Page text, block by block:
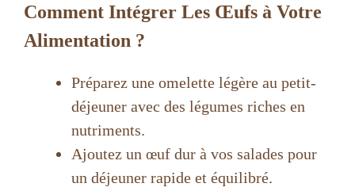
Comment Intégrer Les Œufs à Votre
Alimentation ?
Préparez une omelette légère au petit-
déjeuner avec des légumes riches en
nutriments.
Ajoutez un œuf dur à vos salades pour
un déjeuner rapide et équilibré.